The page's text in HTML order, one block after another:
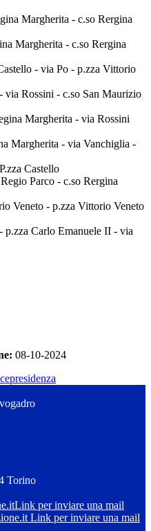
Margherita - c.so Rergina
Margherita - c.so Rergina
- via Po - p.zza Vittorio
via Rossini - c.so San Maurizio
Margherita - via Rossini
Margherita - via Vanchiglia -
Castello
Parco - c.so Rergina
Veneto - p.zza Vittorio Veneto
Carlo Emanuele II - via
08-10-2024
Torino
Link per inviare una mail
Link per inviare una mail